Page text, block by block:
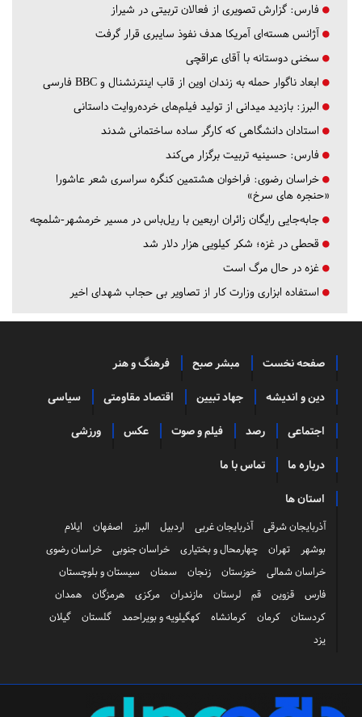
فارس: گزارش تصویری از فعالان تربیتی در شیراز
آژانس هسته‌ای آمریکا هدف نفوذ سایبری قرار گرفت
سخنی دوستانه با آقای عراقچی
ابعاد ناگوار حمله به زندان اوین از قاب اینترنشنال و BBC فارسی
البرز: بازدید میدانی از تولید فیلم‌های خرده‌روایت داستانی
استادان دانشگاهی که کارگر ساده ساختمانی شدند
فارس: حسینیه تربیت برگزار می‌کند
خراسان رضوی: فراخوان هشتمین کنگره سراسری شعر عاشورا
«حنجره های سرخ»
جابه‌جایی رایگان زائران اربعین با ریل‌باس در مسیر خرمشهر-شلمچه
قحطی در غزه؛ شکر کیلویی هزار دلار شد
غزه در حال مرگ است
استفاده ابزاری وزارت کار از تصاویر بی حجاب شهدای اخیر
صفحه نخست مبشر صبح فرهنگ و هنر
دین و اندیشه جهاد تبیین اقتصاد مقاومتی سیاسی
اجتماعی رصد فیلم و صوت عکس ورزشی
درباره ما تماس با ما
استان ها
آذربایجان شرقی آذربایجان غربی اردبیل البرز اصفهان
ایلام
بوشهر
تهران چهارمحال و بختیاری خراسان جنوبی
خراسان رضوی
خراسان شمالی
خوزستان زنجان سمنان
سیستان و بلوچستان
فارس
قزوین قم لرستان مازندران مرکزی هرمزگان
همدان
کردستان
کرمان کرمانشاه کهگیلویه و بویراحمد گلستان
گیلان
یزد